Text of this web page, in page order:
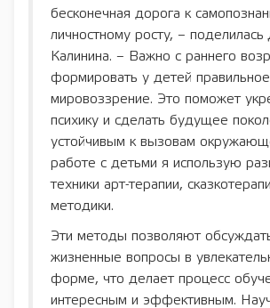
бесконечная дорога к
личностному росту, – поделилась
Калинина. – Важно с раннего
формировать у детей правильное
мировоззрение. Это поможет
психику и сделать будущее
устойчивым к вызовам
работе с детьми я использую
техники арт-терапии,
методики.
Эти методы позволяют
жизненные вопросы в
форме, что делает процесс
интересным и эффективным.